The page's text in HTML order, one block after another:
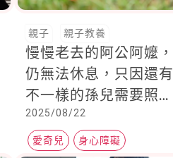
親子 親子教養
慢慢老去的阿公阿嬤，
仍無法休息，只因還有
不一樣的孫兒需要照
顧！
2025/08/22
愛奇兒 身心障礙